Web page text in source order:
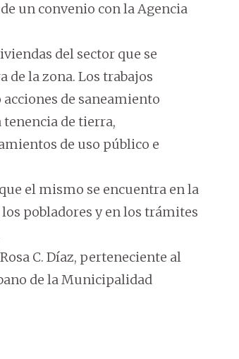
un convenio con la Agencia
del sector que se
de la zona. Los trabajos
de saneamiento
de tierra,
de uso público e
el mismo se encuentra en la
pobladores y en los trámites
C. Díaz, perteneciente al
de la Municipalidad